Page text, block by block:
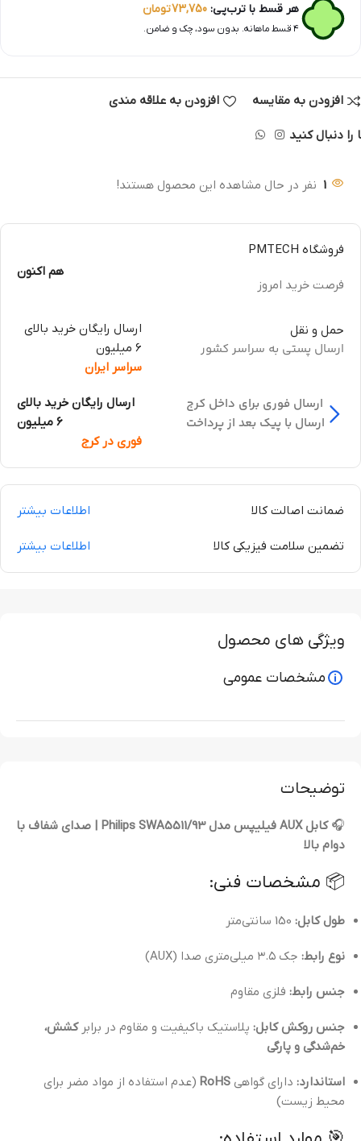
هر قسط با ترب‌پی: 73,750تومان
۴ قسط ماهانه. بدون سود، چک و ضامن.
افزودن به مقایسه افزودن به علاقه مندی
را دنبال کنید
1 نفر در حال مشاهده این محصول هستند!
فروشگاه PMTECH
فرصت خرید امروز
هم اکنون
حمل و نقل
ارسال پستی به سراسر کشور
ارسال رایگان خرید بالای
6 میلیون
سراسر ایران
ارسال فوری برای داخل کرج
ارسال با پیک بعد از پرداخت
ارسال رایگان خرید بالای
6 میلیون
فوری در کرج
ضمانت اصالت کالا اطلاعات بیشتر
تضمین سلامت فیزیکی کالا اطلاعات بیشتر
توضیحات
🎧
کابل AUX فیلیپس مدل Philips SWA5511/93 | صدای شفاف با
دوام بالا
📦 مشخصات فنی:
طول کابل:
نوع رابط: جک ۳.۵ میلی‌متری صدا (AUX)
جنس رابط: فلزی مقاوم
جنس روکش کابل: پلاستیک باکیفیت و مقاوم در برابرکشش،
خم‌شدگی و پارگی
استاندارد: دارای گواهی RoHS (عدم استفاده از مواد مضر برای
محیط زیست)
ویژگی های محصول
مشخصات عمومی